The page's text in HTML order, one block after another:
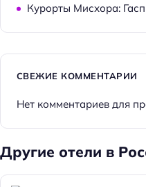
Курорты Мисхора:
СВЕЖИЕ КОММЕНТАРИИ
Нет комментариев для
Другие отели в